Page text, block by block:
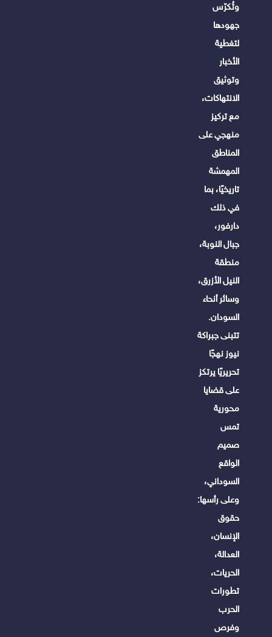
وتُكرّس
جهودها
لتغطية
الأخبار
وتوثيق
الانتهاكات،
مع تركيز
منهجي على
المناطق
المهمشة
تاريخيًا، بما
في ذلك
دارفور،
جبال النوبة،
منطقة
النيل الأزرق،
وسائر أنحاء
السودان.
تتبنى جبراكة
نيوز نهجًا
تحريريًا يرتكز
على قضايا
محورية
تمس
صميم
الواقع
السوداني،
وعلى رأسها:
حقوق
الإنسان،
العدالة،
الحريات،
تطورات
الحرب
وفرص